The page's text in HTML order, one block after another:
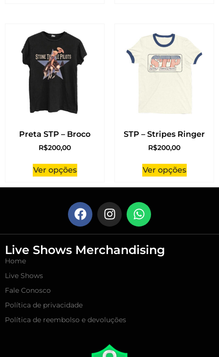
Preta STP – Broco
R$200,00
Ver opções
STP – Stripes Ringer
R$200,00
Ver opções
Live Shows Merchandising
Home
Live Shows
Fale Conosco
Política de privacidade
Política de reembolso e devoluções